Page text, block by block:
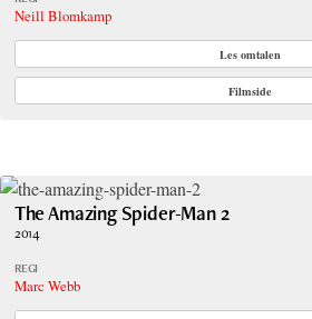
Neill Blomkamp
Les omtalen
Filmside
The Amazing Spider-Man 2
2014
REGI
Marc Webb